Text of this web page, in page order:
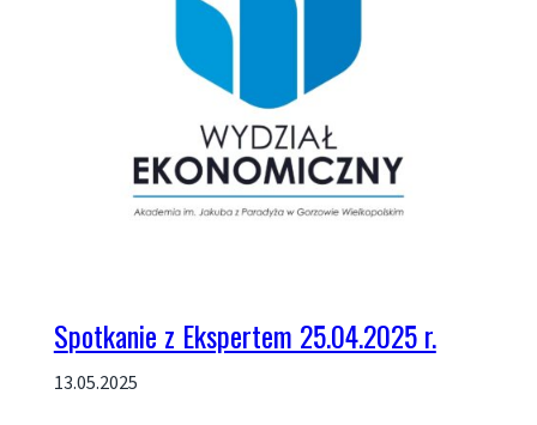
Spotkanie z Ekspertem 25.04.2025 r.
13.05.2025